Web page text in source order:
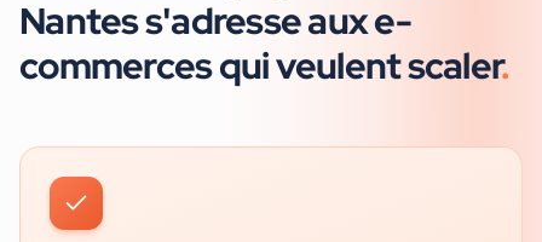
Nantess'adresse auxe-
commercesqui veulent scaler.